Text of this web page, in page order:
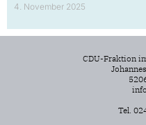
4. November 2025
CDU-Fraktion
Tel.